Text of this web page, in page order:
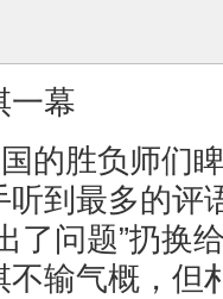
一幕
的胜负师们
到最多的评
了问题”扔换
输气概，但